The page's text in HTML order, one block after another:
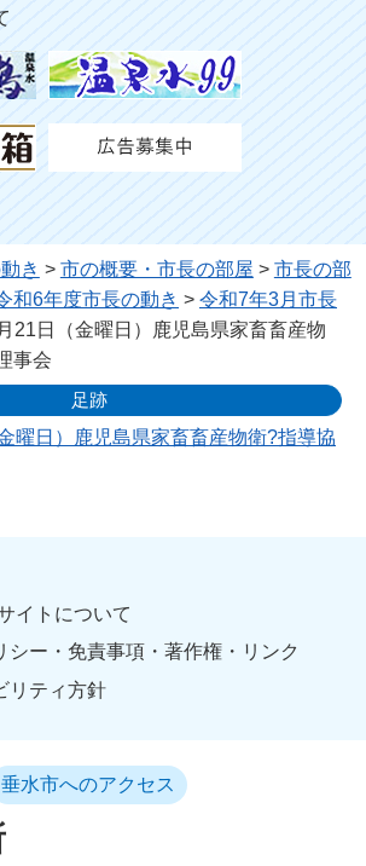
き > 市の概要・市長の部屋 > 市長の部
和6年度市長の動き > 令和7年3月市長
21日（金曜日）鹿児島県家畜畜産物
事会
足跡
曜日）鹿児島県家畜畜産物衛?指導協
イトについて
シー・免責事項・著作権・リンク
リティ方針
垂水市へのアクセス